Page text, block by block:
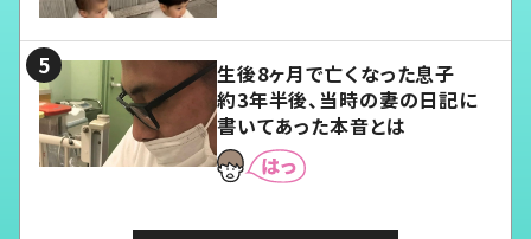
生後8ヶ月で亡くなった息子
約3年半後、当時の妻の日記に
書いてあった本音とは